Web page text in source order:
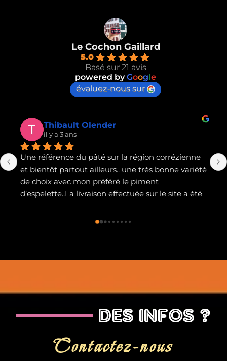
Le Cochon Gaillard
5.0
Basé sur 21 avis
powered byGoogle
évaluez-nous sur
Konapoke Brive la Gaillarde
il y a 3 ans
DES INFOS ?
Contactez-nous